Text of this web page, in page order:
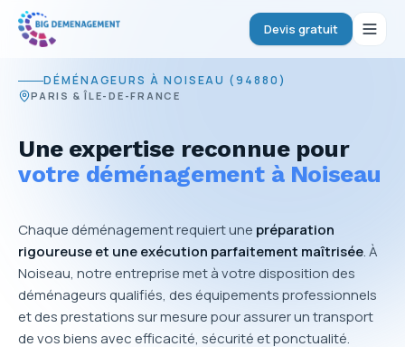
Devis gratuit
DÉMÉNAGEURS À NOISEAU (94880)
PARIS & ÎLE-DE-FRANCE
Une expertise reconnue pour
votre déménagement à Noiseau
Chaque déménagement requiert une préparation
rigoureuse et une exécution parfaitement maîtrisée. À
Noiseau, notre entreprise met à votre disposition des
déménageurs qualifiés, des équipements professionnels
et des prestations sur mesure pour assurer un transport
de vos biens avec efficacité, sécurité et ponctualité.